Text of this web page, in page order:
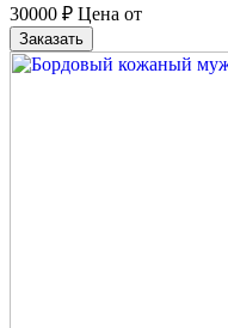
30000 ₽ Цена от
Заказать